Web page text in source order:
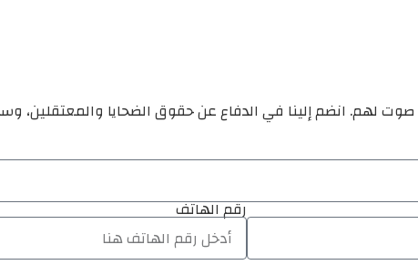
لهم. انضم إلينا في الدفاع عن حقوق الضحايا
رقم الهاتف